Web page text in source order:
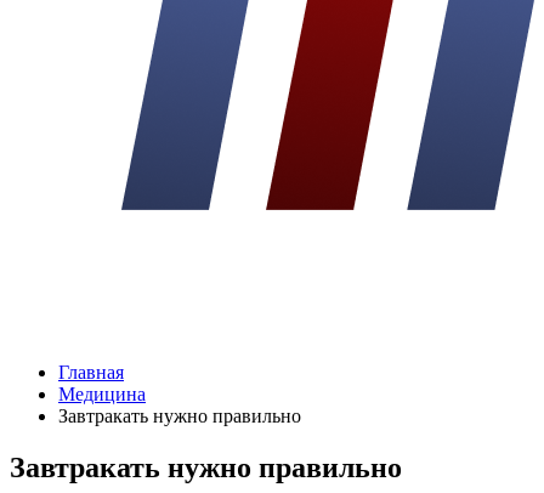
Главная
Медицина
Завтракать нужно правильно
Завтракать нужно правильно